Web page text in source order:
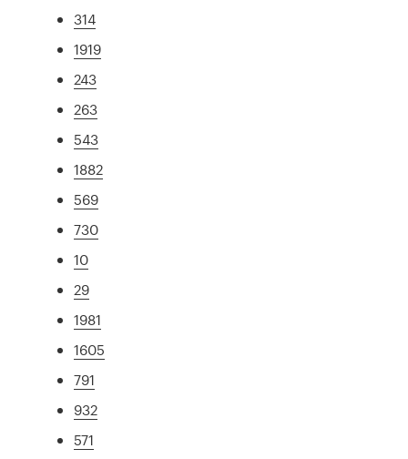
314
1919
243
263
543
1882
569
730
10
29
1981
1605
791
932
571